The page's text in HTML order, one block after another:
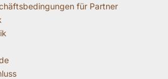
für Partner